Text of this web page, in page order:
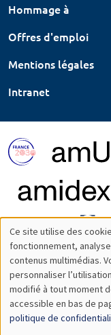
Hommage à
Offres d'emploi
Mentions légales
Intranet
Utilisation
des
données
Ce site utilise des
fonctionnement,
contenus multimédias.
personnaliser
modifié à tout moment
accessible en bas de
politique de